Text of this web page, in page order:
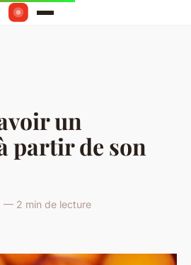
un
partir de son
— 2 min de lecture